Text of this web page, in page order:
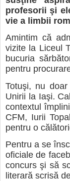
profesorii şi
vie a limbii
Amintim că
vizite la Liceul
bucuria
pentru
Totuşi, nu
Unirii la Iaşi.
contextul
CFM, Iurii
pentru o
Pentru a se
oficiale de
concurs şi să
literară scrisă